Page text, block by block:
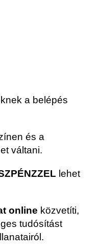
a belépés
és a
váltani.
lehet
online közvetíti,
tudósítást